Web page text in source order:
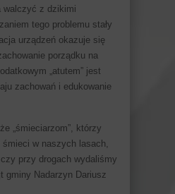
walczyć z dzikimi
tego problemu stały
urządzeń okazuje się
porządku na
„atutem” jest
zachowań i edukowanie
„śmieciarzom”, którzy
w naszych lasach,
przy drogach wydaliśmy
gminy Nadarzyn Dariusz